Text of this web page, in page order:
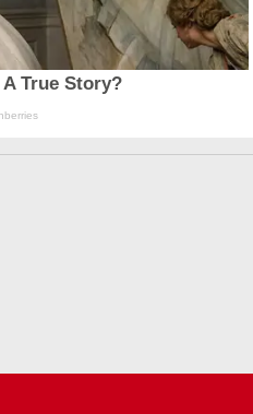
True Story?